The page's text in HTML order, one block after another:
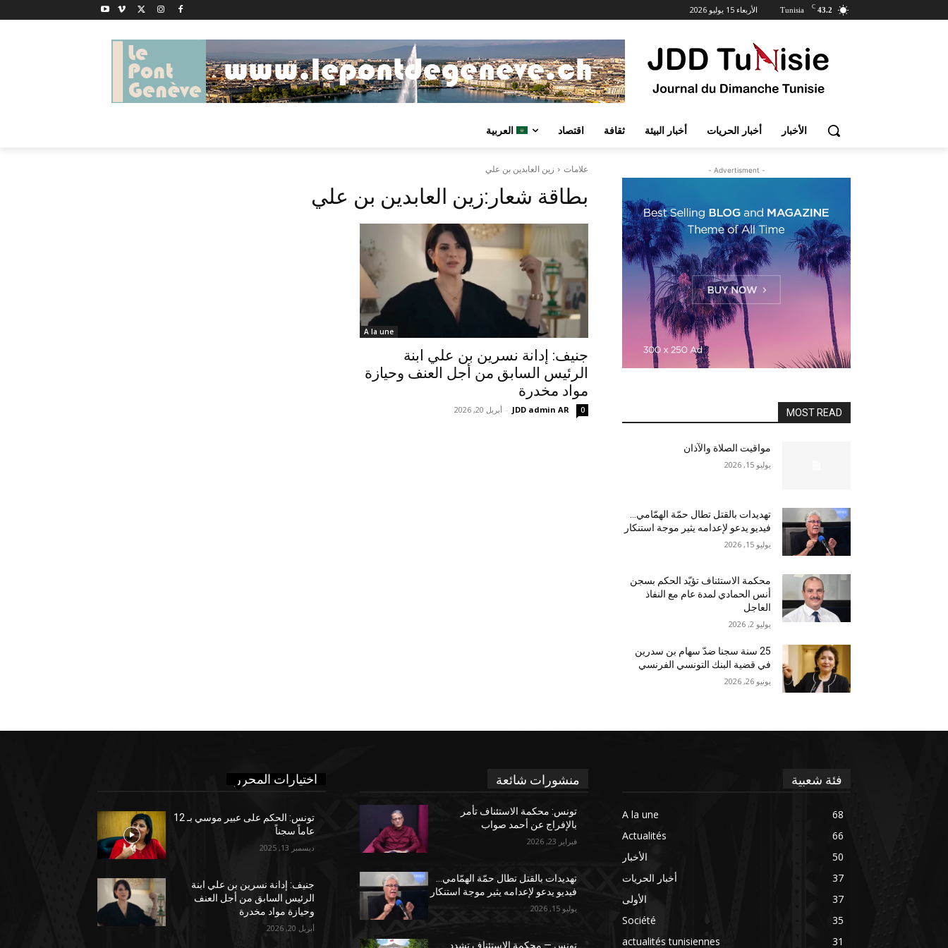
43.2
C
Tunisia الأربعاء 15 يوليو 2026
الأخبار أخبار الحريات أخبار البيئة ثقافة اقتصاد العربية
علامات زين العابدين بن علي
بطاقة شعار:زين العابدين بن علي
A la une
جنيف: إدانة نسرين بن علي ابنة
الرئيس السابق من أجل العنف وحيازة
مواد مخدرة
JDD admin AR
- أبريل 20, 2026 0
- Advertisment -
MOST READ
مواقيت الصلاة والآذان
يوليو 15, 2026
تهديدات بالقتل تطال حمّة الهمّامي…
فيديو يدعو لإعدامه يثير موجة استنكار
يوليو 15, 2026
محكمة الاستئناف تؤيّد الحكم بسجن
أنس الحمادي لمدة عام مع النفاذ
العاجل
يوليو 2, 2026
25 سنة سجنا ضدّ سهام بن سدرين
في قضية البنك التونسي الفرنسي
يونيو 26, 2026
اختيارات المحرر
تونس: الحكم على عبير موسي بـ 12
عاماً سجناً
ديسمبر 13, 2025
جنيف: إدانة نسرين بن علي ابنة
الرئيس السابق من أجل العنف
وحيازة مواد مخدرة
أبريل 20, 2026
منشورات شائعة
تونس: محكمة الاستئناف تأمر
بالإفراج عن أحمد صواب
فبراير 23, 2026
تهديدات بالقتل تطال حمّة الهمّامي…
فيديو يدعو لإعدامه يثير موجة استنكار
يوليو 15, 2026
تونس — محكمة الاستئناف تشدد
فئة شعبية
A la une
68
Actualités
66
الأخبار
50
أخبار الحريات
37
الأولى
37
Société
35
actualités tunisiennes
31